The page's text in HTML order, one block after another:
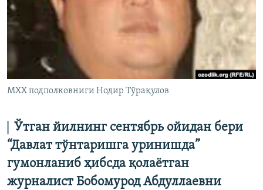
МХХ подполковниги Нодир Тўрақулов
Ўтган йилнинг сентябрь ойидан бери
“Давлат тўнтаришга уринишда”
гумонланиб ҳибсда қолаëтган
журналист Бобомурод Абдуллаевни